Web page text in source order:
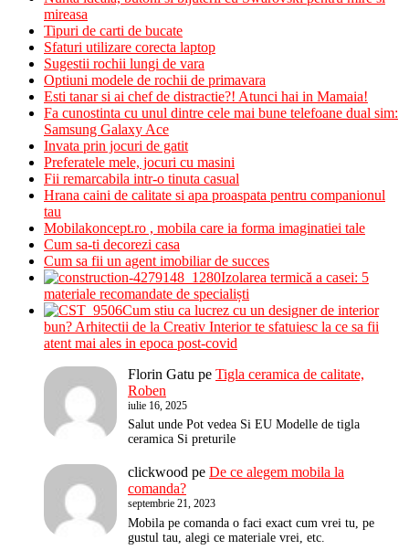
mireasa
Tipuri de carti de bucate
Sfaturi utilizare corecta laptop
Sugestii rochii lungi de vara
Optiuni modele de rochii de primavara
Esti tanar si ai chef de distractie?! Atunci hai in Mamaia!
Fa cunostinta cu unul dintre cele mai bune telefoane dual sim:
Samsung Galaxy Ace
Invata prin jocuri de gatit
Preferatele mele, jocuri cu masini
Fii remarcabila intr-o tinuta casual
Hrana caini de calitate si apa proaspata pentru companionul
tau
Mobilakoncept.ro , mobila care ia forma imaginatiei tale
Cum sa-ti decorezi casa
Cum sa fii un agent imobiliar de succes
Izolarea termică a casei: 5
materiale recomandate de specialiști
Cum stiu ca lucrez cu un designer de interior
bun? Arhitectii de la Creativ Interior te sfatuiesc la ce sa fii
atent mai ales in epoca post-covid
Florin Gatu pe Tigla ceramica de calitate,
Roben
iulie 16, 2025
Salut unde Pot vedea Si EU Modelle de tigla
ceramica Si preturile
clickwood pe De ce alegem mobila la
comanda?
septembrie 21, 2023
Mobila pe comanda o faci exact cum vrei tu, pe
gustul tau, alegi ce materiale vrei, etc.